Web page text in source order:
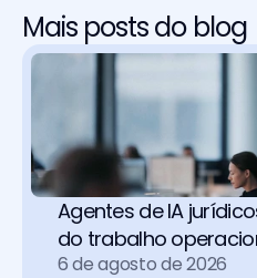
Mais posts do blog
Agentes de IA
do trabalho
6 de agosto de 2026